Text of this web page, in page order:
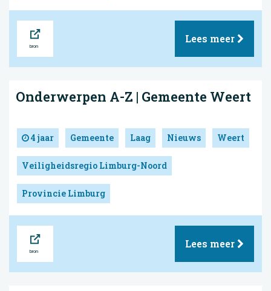
Lees meer
Onderwerpen A-Z | Gemeente Weert
4 jaar Gemeente Laag Nieuws Weert
Veiligheidsregio Limburg-Noord
Provincie Limburg
Lees meer